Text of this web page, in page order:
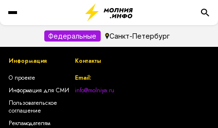
Федеральные Санкт-Петербург
Информация
Контакты
О проекте
Информация для СМИ
Пользовательское
соглашение
Рекламодателям
Email:
info@molniya.ru